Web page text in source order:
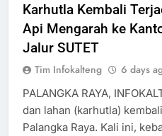
Karhutla Kembali
Api Mengarah ke
Jalur SUTET
Tim Infokalteng 6 days
PALANGKA RAYA,
dan lahan (karhutla)
Palangka Raya. Kali ini,